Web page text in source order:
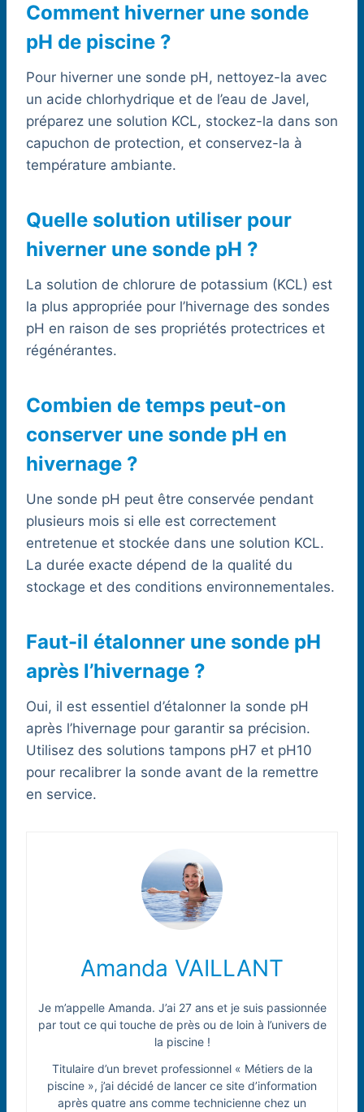
Comment hiverner une sonde
pH de piscine ?
Pour hiverner une sonde pH, nettoyez-la avec
un acide chlorhydrique et de l’eau de Javel,
préparez une solution KCL, stockez-la dans son
capuchon de protection, et conservez-la à
température ambiante.
Quelle solution utiliser pour
hiverner une sonde pH ?
La solution de chlorure de potassium (KCL) est
la plus appropriée pour l’hivernage des sondes
pH en raison de ses propriétés protectrices et
régénérantes.
Combien de temps peut-on
conserver une sonde pH en
hivernage ?
Une sonde pH peut être conservée pendant
plusieurs mois si elle est correctement
entretenue et stockée dans une solution KCL.
La durée exacte dépend de la qualité du
stockage et des conditions environnementales.
Faut-il étalonner une sonde pH
après l’hivernage ?
Oui, il est essentiel d’étalonner la sonde pH
après l’hivernage pour garantir sa précision.
Utilisez des solutions tampons pH7 et pH10
pour recalibrer la sonde avant de la remettre
en service.
Amanda VAILLANT
Je m’appelle Amanda. J’ai 27 ans et je suis passionnée
par tout ce qui touche de près ou de loin à l’univers de
la piscine !
Titulaire d’un brevet professionnel « Métiers de la
piscine », j’ai décidé de lancer ce site d’information
après quatre ans comme technicienne chez un